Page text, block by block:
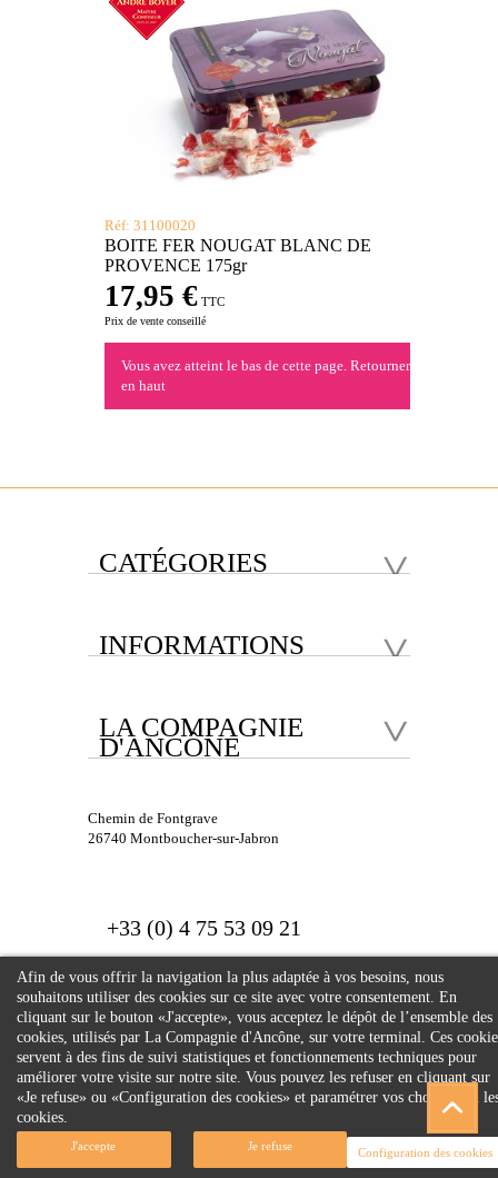
Afin de vous offrir la navigation la plus adaptée à vos besoins, nous
souhaitons utiliser des cookies sur ce site avec votre consentement. En
cliquant sur le bouton «J'accepte», vous acceptez le dépôt de l’ensemble des
cookies, utilisés par La Compagnie d'Ancône, sur votre terminal. Ces
servent à des fins de suivi statistiques et fonctionnements techniques pour
améliorer votre visite sur notre site. Vous pouvez les refuser en cliquant sur
«Je refuse» ou «Configuration des cookies» et paramétrer vos choix selon
cookies.
J'accepte Je refuse Configuration des cookies
Réf: 31100020
BOITE FER NOUGAT BLANC DE
PROVENCE 175gr
17,95 € TTC
Prix de vente conseillé
Vous avez atteint le bas de cette page. Retourner
en haut
CATÉGORIES
INFORMATIONS
LA COMPAGNIE
D'ANCÔNE
Chemin de Fontgrave
26740 Montboucher-sur-Jabron
+33 (0) 4 75 53 09 21
© 2026 Compagnie
d'Ancône. Tous droits
réservés.